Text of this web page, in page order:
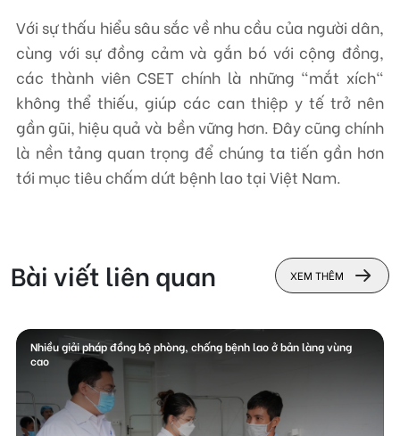
Với sự thấu hiểu sâu sắc về nhu cầu của người dân,
cùng với sự đồng cảm và gắn bó với cộng đồng,
các thành viên CSET chính là những "mắt xích"
không thể thiếu, giúp các can thiệp y tế trở nên
gần gũi, hiệu quả và bền vững hơn. Đây cũng chính
là nền tảng quan trọng để chúng ta tiến gần hơn
tới mục tiêu chấm dứt bệnh lao tại Việt Nam.
Bài viết liên quan XEM THÊM
Nhiều giải pháp đồng bộ phòng, chống bệnh lao ở bản làng vùng
cao